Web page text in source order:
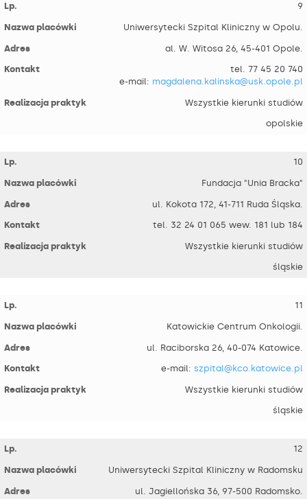
9
Uniwersytecki Szpital Kliniczny w Opolu.
al. W. Witosa 26, 45-401 Opole.
tel. 77 45 20 740
e-mail: magdalena.kalinska@usk.opole.pl
Wszystkie kierunki studiów
opolskie
10
Fundacja "Unia Bracka"
ul. Kokota 172, 41-711 Ruda Śląska.
tel. 32 24 01 065 wew. 181 lub 184
Wszystkie kierunki studiów
śląskie
11
Katowickie Centrum Onkologii.
ul. Raciborska 26, 40-074 Katowice.
e-mail: szpital@kco.katowice.pl
Wszystkie kierunki studiów
śląskie
12
Uniwersytecki Szpital Kliniczny w Radomsku
ul. Jagiellońska 36, 97-500 Radomsko.